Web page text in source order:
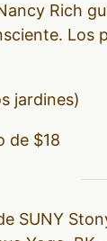
Rich
jardines)
de $18
SUNY